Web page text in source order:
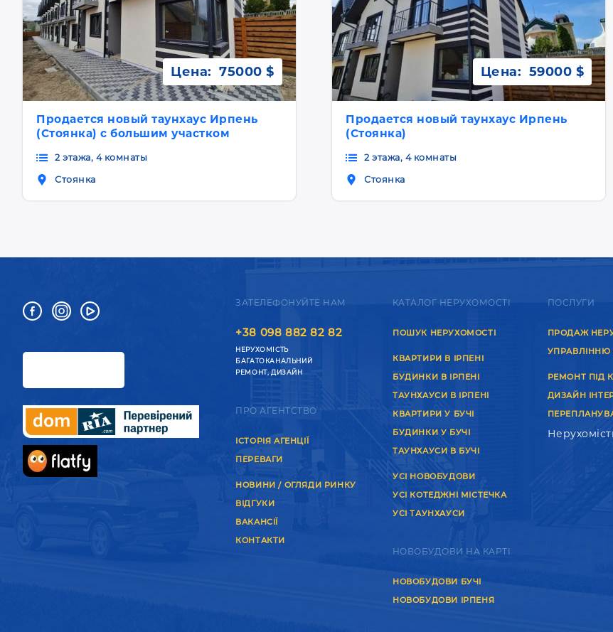
Цена: 75000 $
Продается новый таунхаус Ирпень
(Стоянка) с большим участком
2 этажа, 4 комнаты
Стоянка
Цена: 59000 $
Продается новый таунхаус Ирпень
(Стоянка)
2 этажа, 4 комнаты
Стоянка
ЗАТЕЛЕФОНУЙТЕ НАМ
+38 098 882 82 82
НЕРУХОМІСТЬ
БАГАТОКАНАЛЬНИЙ
РЕМОНТ, ДИЗАЙН
ПРО АГЕНТСТВО
ІСТОРІЯ АГЕНЦІЇ
ПЕРЕВАГИ
НОВИНИ / ОГЛЯДИ РИНКУ
ВІДГУКИ
ВАКАНСІЇ
КОНТАКТИ
КАТАЛОГ НЕРУХОМОСТІ
ПОШУК НЕРУХОМОСТІ
КВАРТИРИ В ІРПЕНІ
БУДИНКИ В ІРПЕНІ
ТАУНХАУСИ В ІРПЕНІ
КВАРТИРИ У БУЧІ
БУДИНКИ У БУЧІ
ТАУНХАУСИ В БУЧІ
УСІ НОВОБУДОВИ
УСІ КОТЕДЖНІ МІСТЕЧКА
УСІ ТАУНХАУСИ
НОВОБУДОВИ НА КАРТІ
НОВОБУДОВИ БУЧІ
НОВОБУДОВИ ІРПЕНЯ
ПОСЛУГИ
ПРОДАЖ
УПРАВЛІННЮ
РЕМОНТ ПІД
ДИЗАЙН